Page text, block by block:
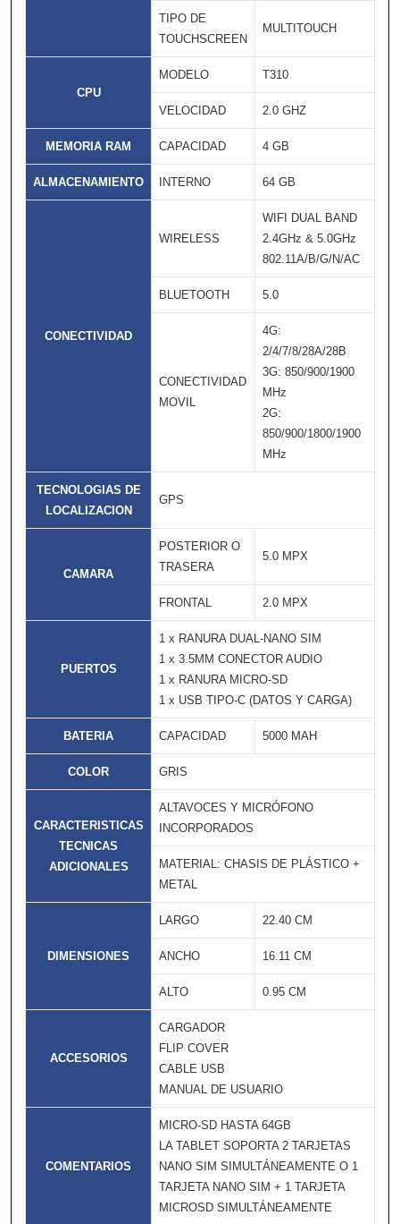
TIPO DE
TOUCHSCREEN
MULTITOUCH
CPU
MODELO T310
VELOCIDAD 2.0 GHZ
MEMORIA RAM CAPACIDAD 4 GB
ALMACENAMIENTO INTERNO 64 GB
CONECTIVIDAD
WIRELESS
WIFI DUAL BAND
2.4GHz & 5.0GHz
802.11A/B/G/N/AC
BLUETOOTH 5.0
CONECTIVIDAD
MOVIL
4G:
2/4/7/8/28A/28B
3G: 850/900/1900
MHz
2G:
850/900/1800/1900
MHz
TECNOLOGIAS DE
LOCALIZACION
GPS
CAMARA
POSTERIOR O
TRASERA
5.0 MPX
FRONTAL 2.0 MPX
PUERTOS
1 x RANURA DUAL-NANO SIM
1 x 3.5MM CONECTOR AUDIO
1 x RANURA MICRO-SD
1 x USB TIPO-C (DATOS Y CARGA)
BATERIA CAPACIDAD 5000 MAH
COLOR GRIS
CARACTERISTICAS
TECNICAS
ADICIONALES
ALTAVOCES Y MICRÓFONO
INCORPORADOS
MATERIAL: CHASIS DE PLÁSTICO +
METAL
DIMENSIONES
LARGO 22.40 CM
ANCHO 16.11 CM
ALTO 0.95 CM
ACCESORIOS
CARGADOR
FLIP COVER
CABLE USB
MANUAL DE USUARIO
COMENTARIOS
MICRO-SD HASTA 64GB
LA TABLET SOPORTA 2 TARJETAS
NANO SIM SIMULTÁNEAMENTE O 1
TARJETA NANO SIM + 1 TARJETA
MICROSD SIMULTÁNEAMENTE